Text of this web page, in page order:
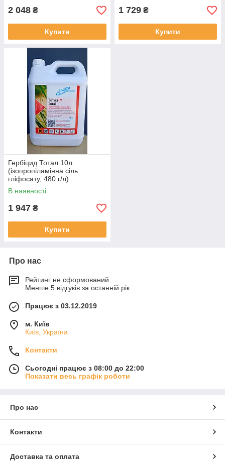
2 048 ₴
Купити
1 729 ₴
Купити
Гербіцид Тотал 10л
(ізопропіламінна сіль
гліфосату, 480 г/л)
В наявності
1 947 ₴
Купити
Про нас
Рейтинг не сформований
Менше 5 відгуків за останній рік
Працює з 03.12.2019
м. Київ
Київ, Україна
Контакти
Сьогодні працює з 08:00 до 22:00
Показати весь графік роботи
Про нас
Контакти
Доставка та оплата